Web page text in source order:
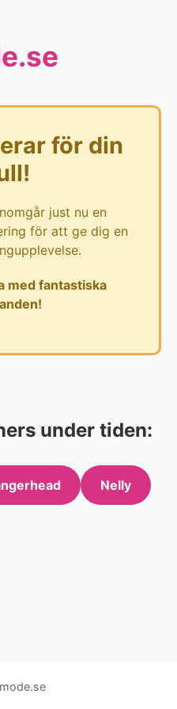
för din
just nu en
för att ge dig en
med fantastiska
under tiden:
Nelly